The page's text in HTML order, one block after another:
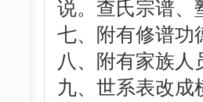
说。查氏宗谱、
七、附有修谱功
八、附有家族
九、世系表改成